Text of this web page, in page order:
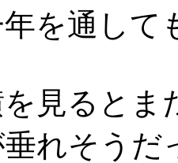
を通して
見るとま
れそうだ